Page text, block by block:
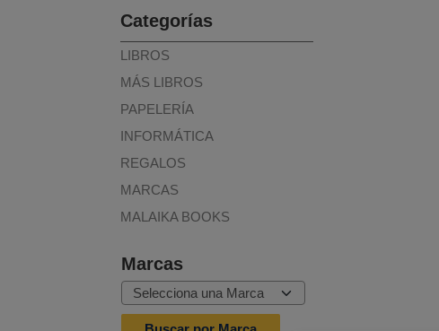
Categorías
LIBROS
MÁS LIBROS
PAPELERÍA
INFORMÁTICA
REGALOS
MARCAS
MALAIKA BOOKS
Marcas